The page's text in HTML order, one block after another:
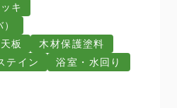
キ
板
木材保護塗料
テイン
浴室・水回り